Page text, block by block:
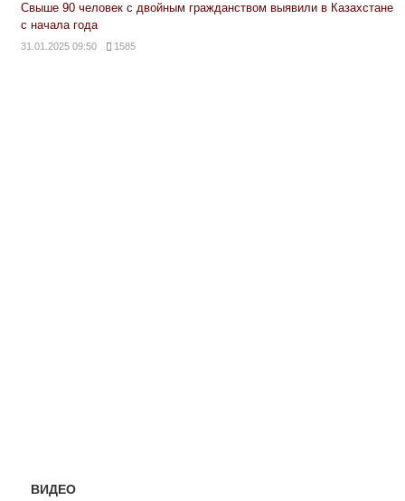
Свыше 90 человек с двойным гражданством выявили в Казахстане
с начала года
31.01.2025 09:50 1585
ВИДЕО